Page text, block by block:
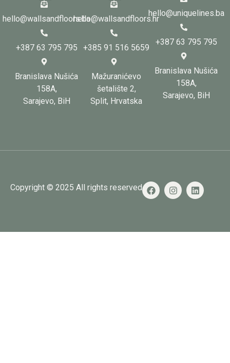
hello@wallsandfloors.ba
+387 63 795 795
Branislava Nušića
158A,
Sarajevo, BiH
hello@wallsandfloors.hr
+385 91 516 5659
Mažuranićevo
šetalište 2,
Split, Hrvatska
hello@uniquelines.ba
+387 63 795 795
Branislava Nušića
158A,
Sarajevo, BiH
Copyright © 2025 All rights reserved